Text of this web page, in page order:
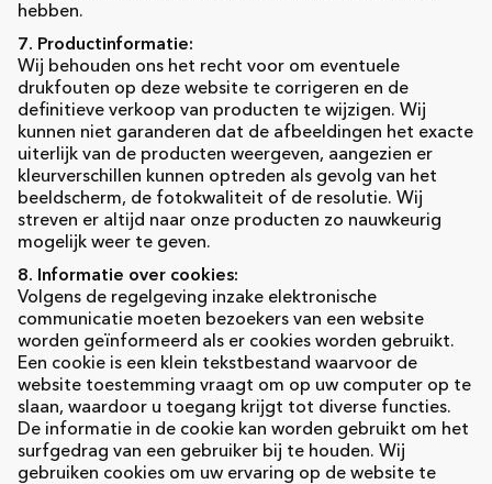
hebben.
7. Productinformatie:
Wij behouden ons het recht voor om eventuele
drukfouten op deze website te corrigeren en de
definitieve verkoop van producten te wijzigen. Wij
kunnen niet garanderen dat de afbeeldingen het exacte
uiterlijk van de producten weergeven, aangezien er
kleurverschillen kunnen optreden als gevolg van het
beeldscherm, de fotokwaliteit of de resolutie. Wij
streven er altijd naar onze producten zo nauwkeurig
mogelijk weer te geven.
8. Informatie over cookies:
Volgens de regelgeving inzake elektronische
communicatie moeten bezoekers van een website
worden geïnformeerd als er cookies worden gebruikt.
Een cookie is een klein tekstbestand waarvoor de
website toestemming vraagt om op uw computer op te
slaan, waardoor u toegang krijgt tot diverse functies.
De informatie in de cookie kan worden gebruikt om het
surfgedrag van een gebruiker bij te houden. Wij
gebruiken cookies om uw ervaring op de website te